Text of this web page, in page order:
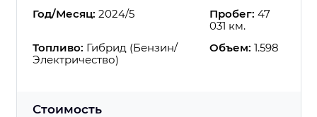
Год/Месяц: 2024/5 Пробег: 47
031 км.
Топливо: Гибрид (Бензин/
Электричество)
Объем: 1.598
Стоимость